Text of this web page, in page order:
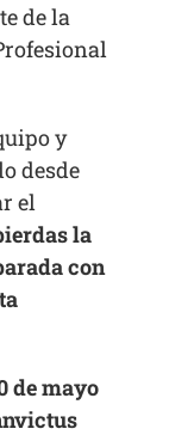
de la
y
desde
el
la
con
de mayo